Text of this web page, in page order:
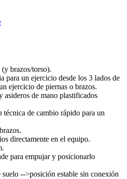
brazos/torso).
para un ejercicio desde los 3 lados de
ejercicio de piernas o brazos.
asideros de mano plastificados
técnica de cambio rápido para un
directamente en el equipo.
para empujar y posicionarlo
-->posición estable sin conexión